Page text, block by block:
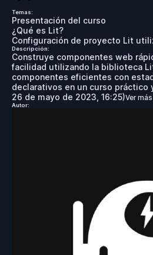
Temas:
Presentación del curso
¿Qué es Lit?
Configuración de proyecto Lit
Descripción:
Construye componentes web
facilidad utilizando la biblioteca
componentes eficientes con
declarativos en un curso práctico
26 de mayo de 2023, 16:25)Ver más
Autor: